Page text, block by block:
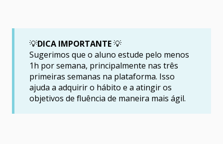
💡DICA IMPORTANTE💡
Sugerimos que o aluno estude pelo menos
1h por semana, principalmente nas três
primeiras semanas na plataforma. Isso
ajuda a adquirir o hábito e a atingir os
objetivos de fluência de maneira mais ágil.